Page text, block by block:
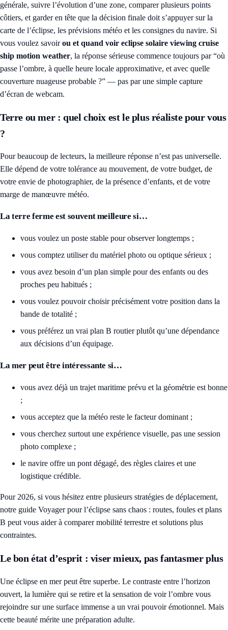
générale, suivre l’évolution d’une zone, comparer plusieurs points
côtiers, et garder en tête que la décision finale doit s’appuyer sur la
carte de l’éclipse, les prévisions météo et les consignes du navire. Si
vous voulez savoirou et quand voir eclipse solaire viewing cruise
ship motion weather, la réponse sérieuse commence toujours par “où
passe l’ombre, à quelle heure locale approximative, et avec quelle
couverture nuageuse probable ?” — pas par une simple capture
d’écran de webcam.
Terre ou mer : quel choix est le plus réaliste pour vous
?
Pour beaucoup de lecteurs, la meilleure réponse n’est pas universelle.
Elle dépend de votre tolérance au mouvement, de votre budget, de
votre envie de photographier, de la présence d’enfants, et de votre
marge de manœuvre météo.
La terre ferme est souvent meilleure si…
vous voulez un poste stable pour observer longtemps ;
vous comptez utiliser du matériel photo ou optique sérieux ;
vous avez besoin d’un plan simple pour des enfants ou des
proches peu habitués ;
vous voulez pouvoir choisir précisément votre position dans la
bande de totalité ;
vous préférez un vrai plan B routier plutôt qu’une dépendance
aux décisions d’un équipage.
La mer peut être intéressante si…
vous avez déjà un trajet maritime prévu et la géométrie est bonne
;
vous acceptez que la météo reste le facteur dominant ;
vous cherchez surtout une expérience visuelle, pas une session
photo complexe ;
le navire offre un pont dégagé, des règles claires et une
logistique crédible.
Pour 2026, si vous hésitez entre plusieurs stratégies de déplacement,
notre guide Voyager pour l’éclipse sans chaos : routes, foules et plans
B peut vous aider à comparer mobilité terrestre et solutions plus
contraintes.
Le bon état d’esprit : viser mieux, pas fantasmer plus
Une éclipse en mer peut être superbe. Le contraste entre l’horizon
ouvert, la lumière qui se retire et la sensation de voir l’ombre vous
rejoindre sur une surface immense a un vrai pouvoir émotionnel. Mais
cette beauté mérite une préparation adulte.